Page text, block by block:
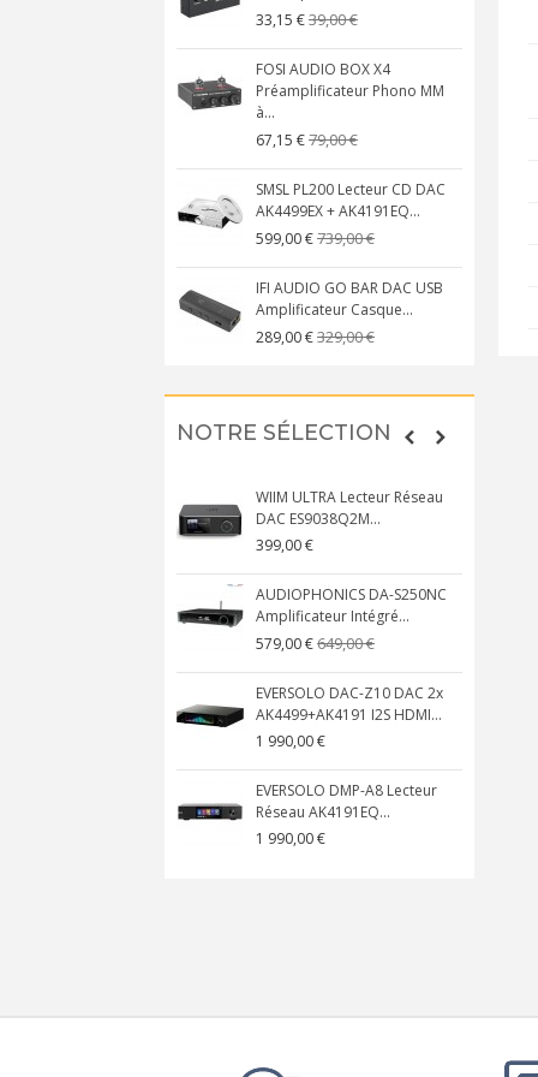
33,15 €39,00 €
FOSI AUDIO BOX X4
Préamplificateur Phono MM
à...
67,15 €79,00 €
SMSL PL200 Lecteur CD DAC
AK4499EX + AK4191EQ...
599,00 €739,00 €
IFI AUDIO GO BAR DAC USB
Amplificateur Casque...
289,00 €329,00 €
NOTRE SÉLECTION
WIIM ULTRA Lecteur Réseau
DAC ES9038Q2M...
399,00 €
AUDIOPHONICS DA-S250NC
Amplificateur Intégré...
579,00 €649,00 €
EVERSOLO DAC-Z10 DAC 2x
AK4499+AK4191 I2S HDMI...
1 990,00 €
EVERSOLO DMP-A8 Lecteur
Réseau AK4191EQ...
1 990,00 €